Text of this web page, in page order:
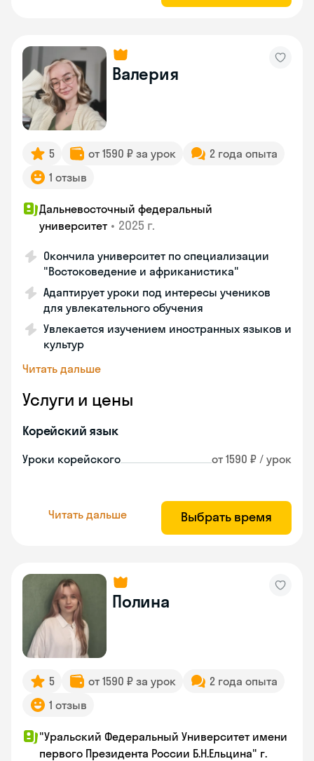
Валерия
5 от 1590 ₽ за урок
2 года опыта
1 отзыв
Дальневосточный федеральный
университет • 2025 г.
Окончила университет по специализации
"Востоковедение и африканистика"
Адаптирует уроки под интересы учеников
для увлекательного обучения
Увлекается изучением иностранных языков и
культур
Читать дальше
Услуги и цены
Корейский язык
Уроки корейского от 1590 ₽ / урок
Читать дальше Выбрать время
Полина
5 от 1590 ₽ за урок
2 года опыта
1 отзыв
"Уральский Федеральный Университет имени
первого Президента России Б.Н.Ельцина" г.